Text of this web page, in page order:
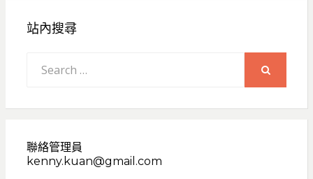
站內搜尋
for:
聯絡管理員
kenny.kuan@gmail.com